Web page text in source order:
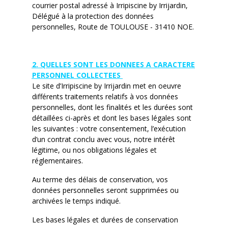
courrier postal adressé à Irripiscine by Irrijardin,
Délégué à la protection des données
personnelles, Route de TOULOUSE - 31410 NOE.
2. QUELLES SONT LES DONNEES A CARACTERE
PERSONNEL COLLECTEES
Le site d’Irripiscine by Irrijardin met en oeuvre
différents traitements relatifs à vos données
personnelles, dont les finalités et les durées sont
détaillées ci-après et dont les bases légales sont
les suivantes : votre consentement, l’exécution
d’un contrat conclu avec vous, notre intérêt
légitime, ou nos obligations légales et
réglementaires.
Au terme des délais de conservation, vos
données personnelles seront supprimées ou
archivées le temps indiqué.
Les bases légales et durées de conservation